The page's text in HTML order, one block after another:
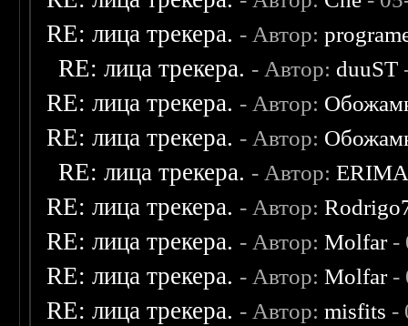
RE: лица трекера. - Автор:
RE: лица трекера. - Автор: duuST
RE: лица трекера. - Автор:
RE: лица трекера. - Автор:
RE: лица трекера. - Автор:
RE: лица трекера. - Автор:
RE: лица трекера. - Автор:Molfar-
RE: лица трекера. - Автор:Molfar-
RE: лица трекера. - Автор:misfits -